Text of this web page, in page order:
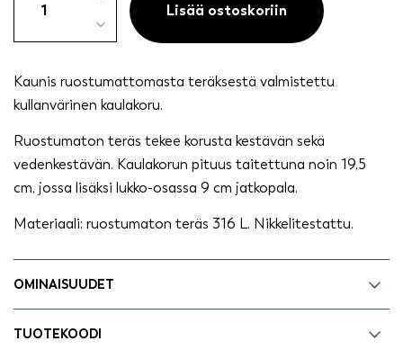
kullanvärinen
määrä
Lisää ostoskoriin
Kaunis ruostumattomasta teräksestä valmistettu
kullanvärinen kaulakoru.
Ruostumaton teräs tekee korusta kestävän sekä
vedenkestävän. Kaulakorun pituus taitettuna noin 19,5
cm, jossa lisäksi lukko-osassa 9 cm jatkopala.
Materiaali: ruostumaton teräs 316 L. Nikkelitestattu.
OMINAISUUDET
TUOTEKOODI